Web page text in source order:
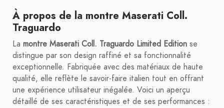
À propos de la montre Maserati Coll.
Traguardo
La montre Maserati Coll. Traguardo Limited Edition se
distingue par son design raffiné et sa fonctionnalité
exceptionnelle. Fabriquée avec des matériaux de haute
qualité, elle reflète le savoir-faire italien tout en offrant
une expérience utilisateur inégalée. Voici un aperçu
détaillé de ses caractéristiques et de ses performances :